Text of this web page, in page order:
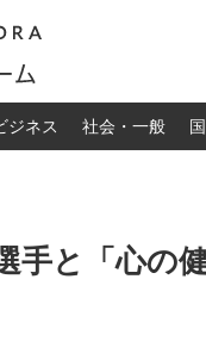
ジネス 社会・一般
手と「心の